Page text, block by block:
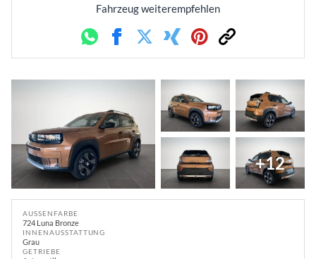
Fahrzeug weiterempfehlen
WhatsappFacebookTwitterXing PinterestLink
+12
AUSSENFARBE
724 Luna Bronze
INNENAUSSTATTUNG
Grau
GETRIEBE